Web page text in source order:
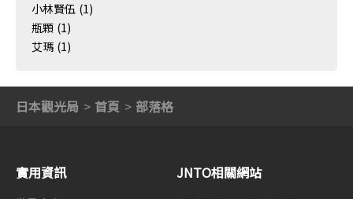
小林賢伍 (1)
瓶顆 (1)
艾瑪 (1)
日本觀光局 首頁 部落格
實用資訊 JNTO相關網站